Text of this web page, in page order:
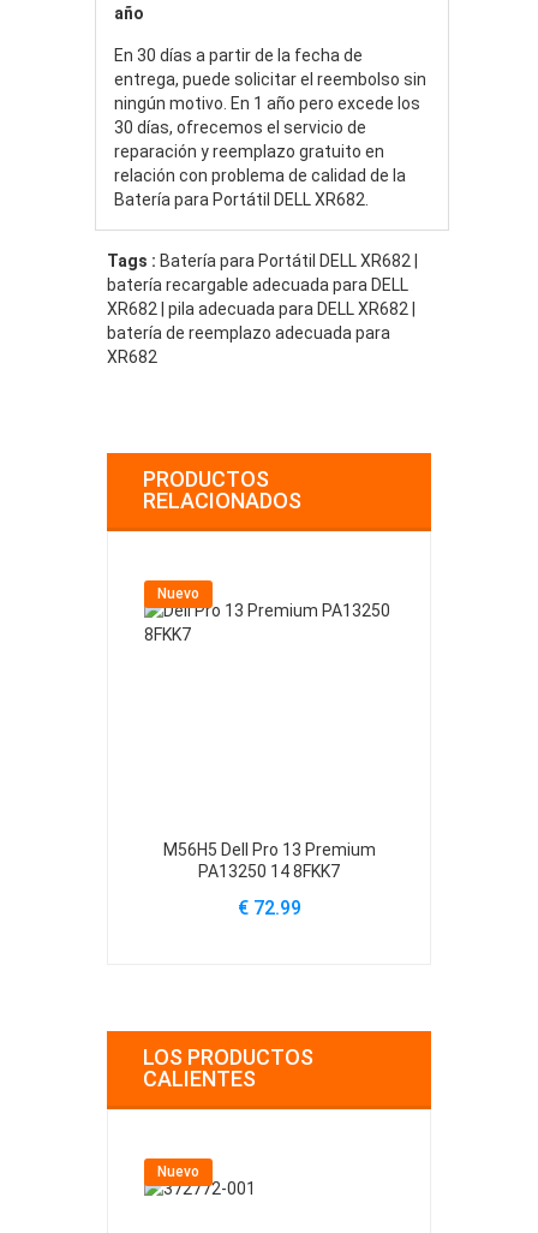
año
En 30 días a partir de la fecha de
entrega, puede solicitar el reembolso sin
ningún motivo. En 1 año pero excede los
30 días, ofrecemos el servicio de
reparación y reemplazo gratuito en
relación con problema de calidad de la
Batería para Portátil DELL XR682.
Tags : Batería para Portátil DELL XR682 |
batería recargable adecuada para DELL
XR682 | pila adecuada para DELL XR682 |
batería de reemplazo adecuada para
XR682
PRODUCTOS
RELACIONADOS
Nuevo
M56H5 Dell Pro 13 Premium
PA13250 14 8FKK7
€ 72.99
LOS PRODUCTOS
CALIENTES
Nuevo